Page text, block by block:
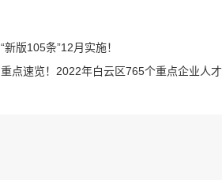
“新版105条”12月实施！
重点速览！2022年白云区765个重点企业人